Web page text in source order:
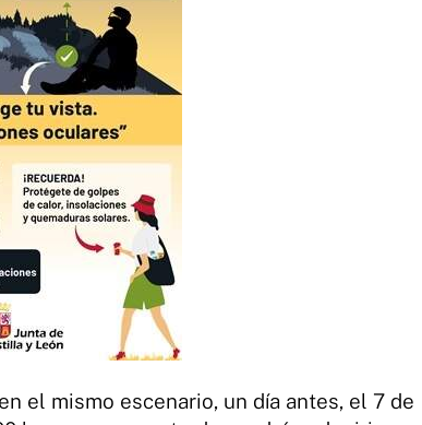
el mismo escenario, un día antes, el 7 de